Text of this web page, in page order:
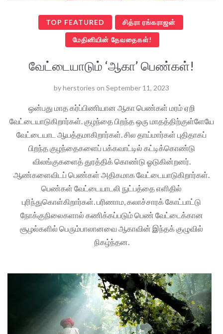
TOP FEATURED சித்ரா ரங்கராஜன்
மேதினியின் தேவதைகள்!
வேட்டையாடும் ‘ஆகா’ பெண்கள்!
byherstories on September 11, 2023
ஒன்பது மாத கர்ப்பிணியான ஆகா பெண்கள் மரம் ஏறி
வேட்டையாடுகிறார்கள். குழந்தை பிறந்த ஒரு மாதத்திற்குள்ளேயே
வேட்டையாட ஆயத்தமாகிறார்கள். சில தாய்மார்கள் புதிதாகப்
பிறந்த குழந்தைகளைப் பக்கவாட்டில் கட்டிக்கொண்டு
விலங்குகளைத் துரத்திக் கொண்டு ஓடுகின்றனர்.
ஆண்களைவிடப் பெண்கள் அதிகமாக வேட்டையாடுகிறார்கள்.
பெண்கள் வேட்டையாடலி நுட்பத்தை எளிதில்
புரிந்துகொள்கிறார்கள். பரிணாம, கலாச்சாரக் கோட்பாட்டு
நோக்குநிலைகளால் கணிக்கப்படும் பெண் வேட்டைக்கான
சூழல்களில் பெரும்பாலானவை ஆகாவின் இந்தக் குழுவில்
நிகழ்ந்தன.